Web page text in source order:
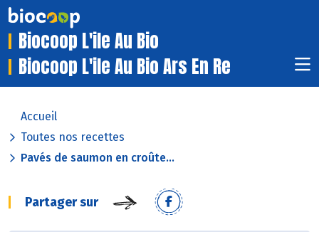
Biocoop L'ile Au Bio
Biocoop L'ile Au Bio Ars En Re
Accueil
Toutes nos recettes
Pavés de saumon en croûte...
Partager sur